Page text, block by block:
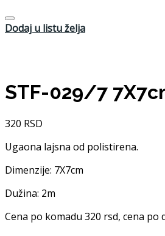
Dodaj u listu želja
STF-029/7
320 RSD
Ugaona lajsna od polistirena.
Dimenzije: 7X7cm
Dužina: 2m
Cena po komadu 320 rsd, cena po